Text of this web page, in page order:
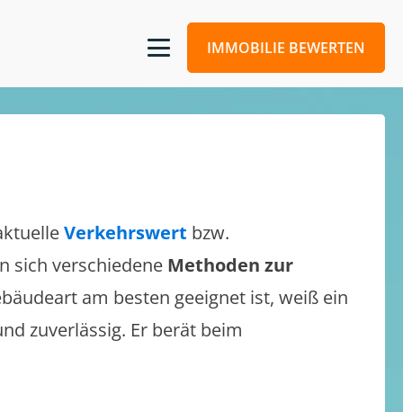
IMMOBILIE BEWERTEN
Verkehrswert bzw.
sich verschiedene Methoden zur
am besten geeignet ist, weiß ein
zuverlässig. Er berät beim